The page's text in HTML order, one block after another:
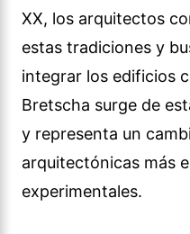
XX, los arquitectos
estas tradiciones y
integrar los edificios
Bretscha surge de
y representa un
arquitectónicas más
experimentales.